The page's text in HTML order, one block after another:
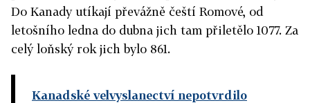
Do Kanady utíkají převážně čeští Romové, od
letošního ledna do dubna jich tam přiletělo 1077. Za
celý loňský rok jich bylo 861.
Kanadské velvyslanectví nepotvrdilo